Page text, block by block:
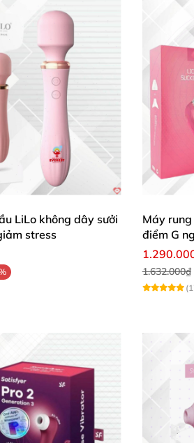
LiLo không dây sưởi
stress
Máy
điểm G
1.632.000₫